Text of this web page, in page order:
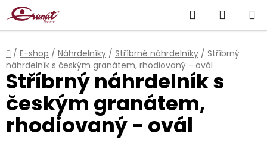
Přejít
na
obsah
Hledat
KOŠÍK
Domů
/ E-shop / Náhrdelníky / Stříbrné náhrdelníky / Stříbrný
náhrdelník s českým granátem, rhodiovaný - ovál
Stříbrný náhrdelník s
českým granátem,
rhodiovaný - ovál